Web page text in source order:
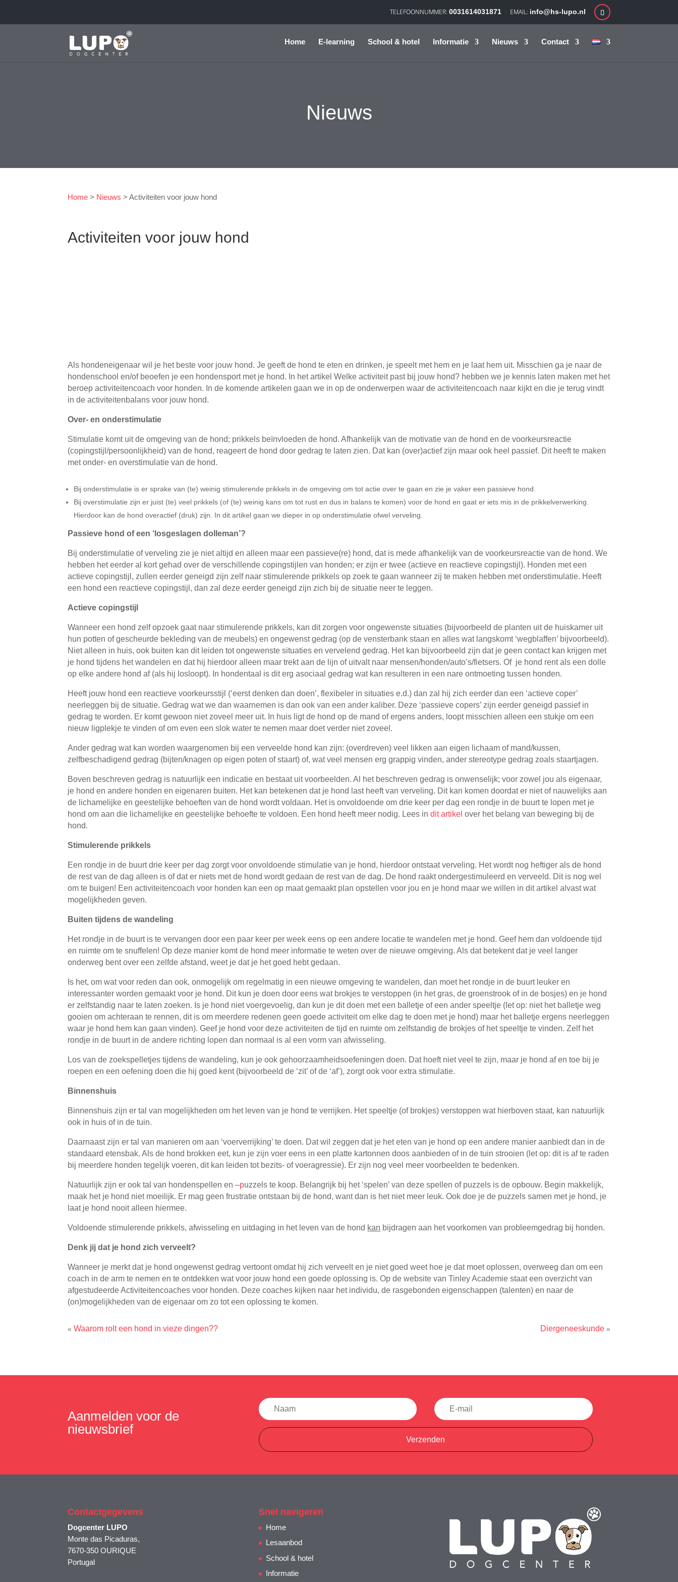
0031614031871 info@hs-lupo.nl
Home E-learning School & hotel Informatie Nieuws Contact
Nieuws
Home > Nieuws >Activiteiten voor jouw hond
Activiteiten voor jouw hond
Als hondeneigenaar wil je het beste voor jouw hond. Je geeft de hond te eten en drinken, je speelt met hem en je laat hem uit. Misschien ga je naar de
hondenschool en/of beoefen je een hondensport met je hond. In het artikel Welke activiteit past bij jouw hond? hebben we je kennis laten maken met het
beroep activiteitencoach voor honden. In de komende artikelen gaan we in op de onderwerpen waar de activiteitencoach naar kijkt en die je terug vindt
in de activiteitenbalans voor jouw hond.
Over- en onderstimulatie
Stimulatie komt uit de omgeving van de hond; prikkels beïnvloeden de hond. Afhankelijk van de motivatie van de hond en de voorkeursreactie
(copingstijl/persoonlijkheid) van de hond, reageert de hond door gedrag te laten zien. Dat kan (over)actief zijn maar ook heel passief. Dit heeft te maken
met onder- en overstimulatie van de hond.
Bij onderstimulatie is er sprake van (te) weinig stimulerende prikkels in de omgeving om tot actie over te gaan en zie je vaker een passieve hond.
Bij overstimulatie zijn er juist (te) veel prikkels (of (te) weinig kans om tot rust en dus in balans te komen) voor de hond en gaat er iets mis in de prikkelverwerking.
Hierdoor kan de hond overactief (druk) zijn. In dit artikel gaan we dieper in op onderstimulatie ofwel verveling.
Passieve hond of een ‘losgeslagen dolleman’?
Bij onderstimulatie of verveling zie je niet altijd en alleen maar een passieve(re) hond, dat is mede afhankelijk van de voorkeursreactie van de hond. We
hebben het eerder al kort gehad over de verschillende copingstijlen van honden; er zijn er twee (actieve en reactieve copingstijl). Honden met een
actieve copingstijl, zullen eerder geneigd zijn zelf naar stimulerende prikkels op zoek te gaan wanneer zij te maken hebben met onderstimulatie. Heeft
een hond een reactieve copingstijl, dan zal deze eerder geneigd zijn zich bij de situatie neer te leggen.
Actieve copingstijl
Wanneer een hond zelf opzoek gaat naar stimulerende prikkels, kan dit zorgen voor ongewenste situaties (bijvoorbeeld de planten uit de huiskamer uit
hun potten of gescheurde bekleding van de meubels) en ongewenst gedrag (op de vensterbank staan en alles wat langskomt ‘wegblaffen’ bijvoorbeeld).
Niet alleen in huis, ook buiten kan dit leiden tot ongewenste situaties en vervelend gedrag. Het kan bijvoorbeeld zijn dat je geen contact kan krijgen met
je hond tijdens het wandelen en dat hij hierdoor alleen maar trekt aan de lijn of uitvalt naar mensen/honden/auto’s/fietsers. Of je hond rent als een dolle
op elke andere hond af (als hij losloopt). In hondentaal is dit erg asociaal gedrag wat kan resulteren in een nare ontmoeting tussen honden.
Heeft jouw hond een reactieve voorkeursstijl (‘eerst denken dan doen’, flexibeler in situaties e.d.) dan zal hij zich eerder dan een ‘actieve coper’
neerleggen bij de situatie. Gedrag wat we dan waarnemen is dan ook van een ander kaliber. Deze ‘passieve copers’ zijn eerder geneigd passief in
gedrag te worden. Er komt gewoon niet zoveel meer uit. In huis ligt de hond op de mand of ergens anders, loopt misschien alleen een stukje om een
nieuw ligplekje te vinden of om even een slok water te nemen maar doet verder niet zoveel.
Ander gedrag wat kan worden waargenomen bij een verveelde hond kan zijn: (overdreven) veel likken aan eigen lichaam of mand/kussen,
zelfbeschadigend gedrag (bijten/knagen op eigen poten of staart) of, wat veel mensen erg grappig vinden, ander stereotype gedrag zoals staartjagen.
Boven beschreven gedrag is natuurlijk een indicatie en bestaat uit voorbeelden. Al het beschreven gedrag is onwenselijk; voor zowel jou als eigenaar,
je hond en andere honden en eigenaren buiten. Het kan betekenen dat je hond last heeft van verveling. Dit kan komen doordat er niet of nauwelijks aan
de lichamelijke en geestelijke behoeften van de hond wordt voldaan. Het is onvoldoende om drie keer per dag een rondje in de buurt te lopen met je
hond om aan die lichamelijke en geestelijke behoefte te voldoen. Een hond heeft meer nodig. Lees indit artikel over het belang van beweging bij de
hond.
Stimulerende prikkels
Een rondje in de buurt drie keer per dag zorgt voor onvoldoende stimulatie van je hond, hierdoor ontstaat verveling. Het wordt nog heftiger als de hond
de rest van de dag alleen is of dat er niets met de hond wordt gedaan de rest van de dag. De hond raakt ondergestimuleerd en verveeld. Dit is nog wel
om te buigen! Een activiteitencoach voor honden kan een op maat gemaakt plan opstellen voor jou en je hond maar we willen in dit artikel alvast wat
mogelijkheden geven.
Buiten tijdens de wandeling
Het rondje in de buurt is te vervangen door een paar keer per week eens op een andere locatie te wandelen met je hond. Geef hem dan voldoende tijd
en ruimte om te snuffelen! Op deze manier komt de hond meer informatie te weten over de nieuwe omgeving. Als dat betekent dat je veel langer
onderweg bent over een zelfde afstand, weet je dat je het goed hebt gedaan.
Is het, om wat voor reden dan ook, onmogelijk om regelmatig in een nieuwe omgeving te wandelen, dan moet het rondje in de buurt leuker en
interessanter worden gemaakt voor je hond. Dit kun je doen door eens wat brokjes te verstoppen (in het gras, de groenstrook of in de bosjes) en je hond
er zelfstandig naar te laten zoeken. Is je hond niet voergevoelig, dan kun je dit doen met een balletje of een ander speeltje (let op: niet het balletje weg
gooien om achteraan te rennen, dit is om meerdere redenen geen goede activiteit om elke dag te doen met je hond) maar het balletje ergens neerleggen
waar je hond hem kan gaan vinden). Geef je hond voor deze activiteiten de tijd en ruimte om zelfstandig de brokjes of het speeltje te vinden. Zelf het
rondje in de buurt in de andere richting lopen dan normaal is al een vorm van afwisseling.
Los van de zoekspelletjes tijdens de wandeling, kun je ook gehoorzaamheidsoefeningen doen. Dat hoeft niet veel te zijn, maar je hond af en toe bij je
roepen en een oefening doen die hij goed kent (bijvoorbeeld de ‘zit’ of de ‘af’), zorgt ook voor extra stimulatie.
Binnenshuis
Binnenshuis zijn er tal van mogelijkheden om het leven van je hond te verrijken. Het speeltje (of brokjes) verstoppen wat hierboven staat, kan natuurlijk
ook in huis of in de tuin.
Daarnaast zijn er tal van manieren om aan ‘voerverrijking’ te doen. Dat wil zeggen dat je het eten van je hond op een andere manier aanbiedt dan in de
standaard etensbak. Als de hond brokken eet, kun je zijn voer eens in een platte kartonnen doos aanbieden of in de tuin strooien (let op: dit is af te raden
bij meerdere honden tegelijk voeren, dit kan leiden tot bezits- of voeragressie). Er zijn nog veel meer voorbeelden te bedenken.
Natuurlijk zijn er ook tal van hondenspellen en –puzzels te koop. Belangrijk bij het ‘spelen’ van deze spellen of puzzels is de opbouw. Begin makkelijk,
maak het je hond niet moeilijk. Er mag geen frustratie ontstaan bij de hond, want dan is het niet meer leuk. Ook doe je de puzzels samen met je hond, je
laat je hond nooit alleen hiermee.
Voldoende stimulerende prikkels, afwisseling en uitdaging in het leven van de hond kan bijdragen aan het voorkomen van probleemgedrag bij honden.
Denk jij dat je hond zich verveelt?
Wanneer je merkt dat je hond ongewenst gedrag vertoont omdat hij zich verveelt en je niet goed weet hoe je dat moet oplossen, overweeg dan om een
coach in de arm te nemen en te ontdekken wat voor jouw hond een goede oplossing is. Op de website van Tinley Academie staat een overzicht van
afgestudeerde Activiteitencoaches voor honden. Deze coaches kijken naar het individu, de rasgebonden eigenschappen (talenten) en naar de
(on)mogelijkheden van de eigenaar om zo tot een oplossing te komen.
«Waarom rolt een hond in vieze dingen?? Diergeneeskunde»
Aanmelden voor de
nieuwsbrief
Verzenden
Contactgegevens
Dogcenter LUPO
Monte das Picaduras,
7670-350 OURIQUE
Portugal
Snel navigeren
Home
Lesaanbod
School & hotel
Informatie